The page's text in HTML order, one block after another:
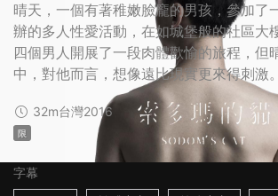
晴天，一個有著稚嫩臉龐的男孩，參加了
辦的多人性愛活動，在如城堡般的社區大
四個男人開展了一段肉體歡愉的旅程，但
中，對他而言，想像遠比現實更來得刺激
32m台灣2016
限
字幕